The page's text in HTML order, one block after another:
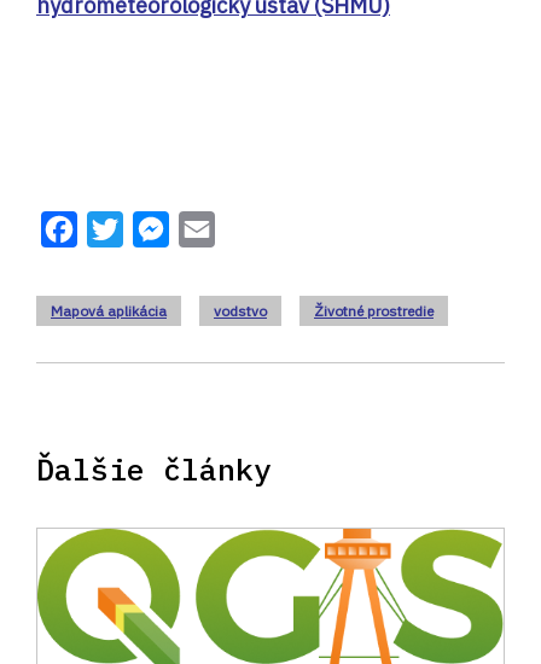
hydrometeorologický ústav (SHMÚ)
Facebook
Twitter Messenger
Mapová aplikácia vodstvo Životné prostredie
Ďalšie články